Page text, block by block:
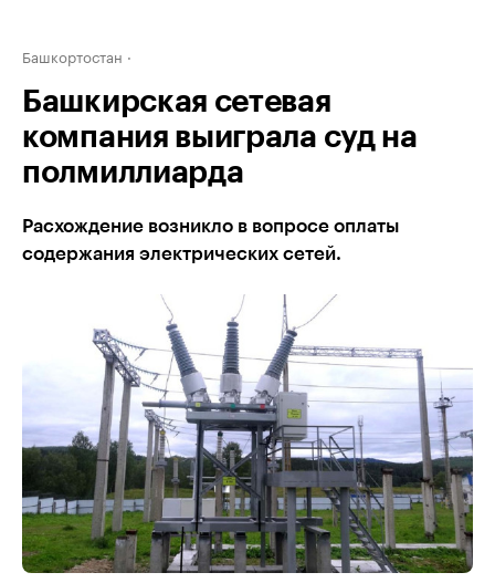
Башкортостан
Башкирская сетевая
компания выиграла суд на
полмиллиарда
Расхождение возникло в вопросе оплаты
содержания электрических сетей.